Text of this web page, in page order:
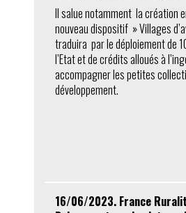
Il salue notamment la création
nouveau dispositif » Villages
traduira par le déploiement de
l’Etat et de crédits alloués à
accompagner les petites
développement.
16/06/2023. France